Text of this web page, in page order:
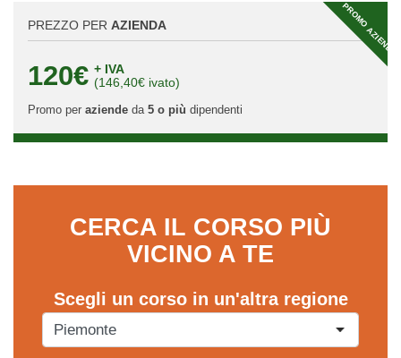
PROMO AZIENDA
PREZZO PER AZIENDA
120€ + IVA
(146,40€ ivato)
Promo per aziendeda 5 o più dipendenti
CERCA IL CORSO PIÙ
VICINO A TE
Scegli un corso in un'altra regione